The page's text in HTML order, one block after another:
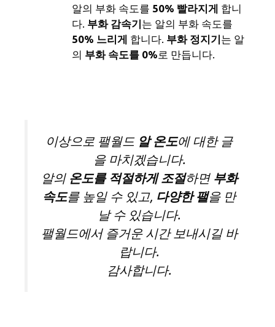
알의 부화 속도를 50% 빨라지게 합니
다. 부화 감속기는 알의 부화 속도를
50% 느리게 합니다. 부화 정지기는 알
의 부화 속도를 0% 로 만듭니다.
이상으로 팰월드 알 온도에 대한 글
을 마치겠습니다.
알의 온도를 적절하게 조절하면 부화
속도를 높일 수 있고, 다양한 팰을 만
날 수 있습니다.
팰월드에서 즐거운 시간 보내시길 바
랍니다.
감사합니다.